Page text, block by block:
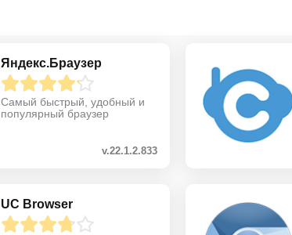
Яндекс.Браузер
Самый быстрый, удобный и
популярный браузер
v.22.1.2.833
UC Browser